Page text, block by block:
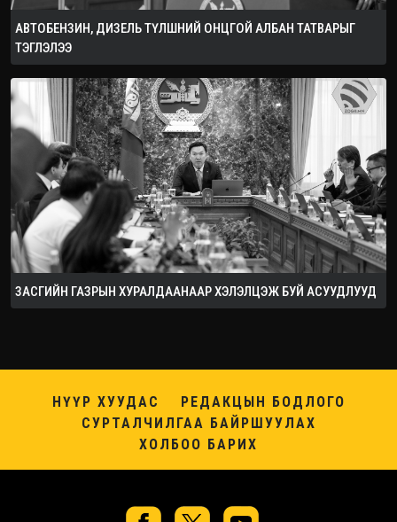
АВТОБЕНЗИН, ДИЗЕЛЬ ТҮЛШНИЙ ОНЦГОЙ АЛБАН ТАТВАРЫГ
ТЭГЛЭЛЭЭ
ЗАСГИЙН ГАЗРЫН ХУРАЛДААНААР ХЭЛЭЛЦЭЖ БУЙ АСУУДЛУУД
НҮҮР ХУУДАС
РЕДАКЦЫН БОДЛОГО
СУРТАЛЧИЛГАА БАЙРШУУЛАХ
ХОЛБОО БАРИХ